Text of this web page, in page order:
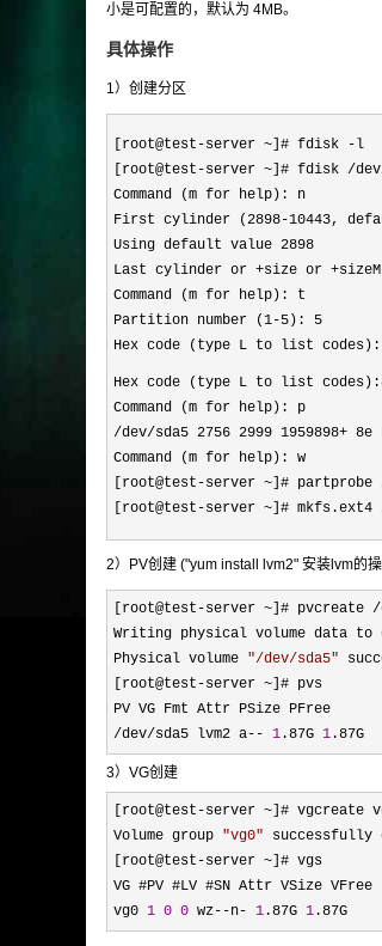
小是可配置的，默认为 4MB。
具体操作
1）创建分区
[root@test-server ~]#
[root@test-server ~]# fdisk /dev/
Command (m for help): n #n
First cylinder (2898-10443,
Using default value 2898
Last cylinder or +size or
Command (m for help):
Partition number (1-
Hex code (type L to list
Hex code (type L to list
Command (m for help):
/dev/sda5 2756 2999 1959898+ 8e
Command (m for
[root@test-server ~]#
[root@test-server ~]#
2）PV创建 ("yum install lvm2" 安装lvm的
[root@test-server ~]# pvcreate /
Writing physical volume data to
Physical volume "/dev/sda5"
[root@test -server ~ ]# pvs
/dev/sda5 lvm2 a-- 1 .87G 1 .87G
3）VG创建
[root@test-server ~]# vgcreate
Volume group "vg0" successfully
[root@test -server ~ ]# vgs
VG #PV #LV #SN Attr VSize VFree
vg0 1 0 0 wz--n- 1 .87G 1 .87G